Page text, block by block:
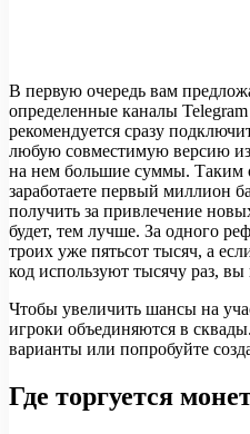
В первую очередь вам
определенные каналы
рекомендуется сразу
любую совместимую версию
на нем большие суммы. Таким
заработаете первый миллион
получить за привлечение
будет, тем лучше. За одного
троих уже пятьсот тысяч, а
код используют тысячу раз,
Чтобы увеличить шансы на
игроки объединяются в
варианты или попробуйте
Где торгуется